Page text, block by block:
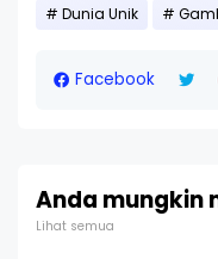
Dunia Unik
Facebook
Anda mungkin
Lihat semua